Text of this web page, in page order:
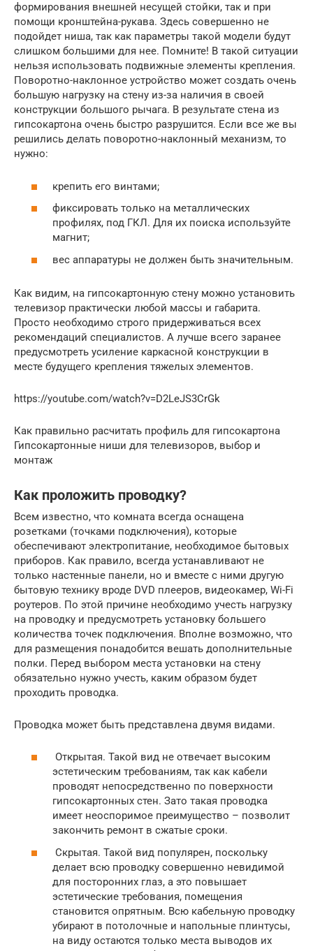
формирования внешней несущей стойки, так и при
помощи кронштейна-рукава. Здесь совершенно не
подойдет ниша, так как параметры такой модели будут
слишком большими для нее. Помните! В такой ситуации
нельзя использовать подвижные элементы крепления.
Поворотно-наклонное устройство может создать очень
большую нагрузку на стену из-за наличия в своей
конструкции большого рычага. В результате стена из
гипсокартона очень быстро разрушится. Если все же вы
решились делать поворотно-наклонный механизм, то
нужно:
крепить его винтами;
фиксировать только на металлических
профилях, под ГКЛ. Для их поиска используйте
магнит;
вес аппаратуры не должен быть значительным.
Как видим, на гипсокартонную стену можно установить
телевизор практически любой массы и габарита.
Просто необходимо строго придерживаться всех
рекомендаций специалистов. А лучше всего заранее
предусмотреть усиление каркасной конструкции в
месте будущего крепления тяжелых элементов.
https://youtube.com/watch?v=D2LeJS3CrGk
Как правильно расчитать профиль для гипсокартона
Гипсокартонные ниши для телевизоров, выбор и
монтаж
Как проложить проводку?
Всем известно, что комната всегда оснащена
розетками (точками подключения), которые
обеспечивают электропитание, необходимое бытовых
приборов. Как правило, всегда устанавливают не
только настенные панели, но и вместе с ними другую
бытовую технику вроде DVD плееров, видеокамер, Wi-Fi
роутеров. По этой причине необходимо учесть нагрузку
на проводку и предусмотреть установку большего
количества точек подключения. Вполне возможно, что
для размещения понадобится вешать дополнительные
полки. Перед выбором места установки на стену
обязательно нужно учесть, каким образом будет
проходить проводка.
Проводка может быть представлена двумя видами.
Открытая. Такой вид не отвечает высоким
эстетическим требованиям, так как кабели
проводят непосредственно по поверхности
гипсокартонных стен. Зато такая проводка
имеет неоспоримое преимущество – позволит
закончить ремонт в сжатые сроки.
Скрытая. Такой вид популярен, поскольку
делает всю проводку совершенно невидимой
для посторонних глаз, а это повышает
эстетические требования, помещения
становится опрятным. Всю кабельную проводку
убирают в потолочные и напольные плинтусы,
на виду остаются только места выводов их